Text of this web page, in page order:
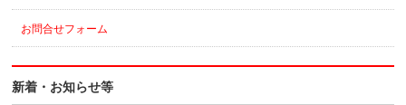
お問合せフォーム
新着・お知らせ等